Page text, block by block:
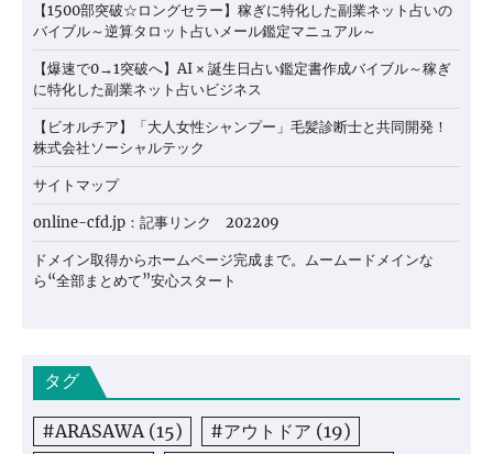
【1500部突破☆ロングセラー】稼ぎに特化した副業ネット占いの
バイブル～逆算タロット占いメール鑑定マニュアル～
【爆速で0→1突破へ】AI × 誕生日占い鑑定書作成バイブル～稼ぎ
に特化した副業ネット占いビジネス
【ビオルチア】「大人女性シャンプー」毛髪診断士と共同開発！
株式会社ソーシャルテック
サイトマップ
online-cfd.jp：記事リンク 202209
ドメイン取得からホームページ完成まで。ムームードメインな
ら“全部まとめて”安心スタート
タグ
#ARASAWA(15) #アウトドア (19)